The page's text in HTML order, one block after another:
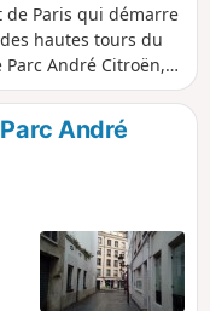
de Paris qui démarre
hautes tours du
André Citroën,
squares de
à Georges
dans le grand parc
le long de la voie
André